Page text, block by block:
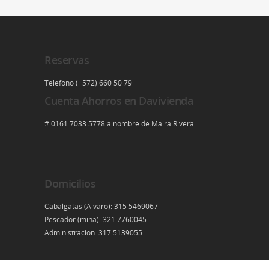
Reservas
Telefono (+572) 660 50 79
Cuenta Ahorros en Davivienda
# 0161 7033 5778 a nombre de Maira Rivera
Domicilios
Cabalgatas (Alvaro): 315 5469067
Pescador (mina): 321 7760045
Administracion: 317 5139055